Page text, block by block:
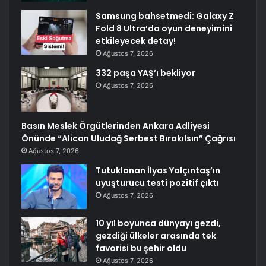
Samsung bahsetmedi: Galaxy Z
Fold 8 Ultra’da oyun deneyimini
etkileyecek detay!
Ağustos 7, 2026
332 paşa YAŞ’ı bekliyor
Ağustos 7, 2026
Basın Meslek Örgütlerinden Ankara Adliyesi
Önünde “Alican Uludağ Serbest Bırakılsın” Çağrısı
Ağustos 7, 2026
Tutuklanan İlyas Yalçıntaş’ın
uyuşturucu testi pozitif çıktı
Ağustos 7, 2026
10 yıl boyunca dünyayı gezdi,
gezdiği ülkeler arasında tek
favorisi bu şehir oldu
Ağustos 7, 2026